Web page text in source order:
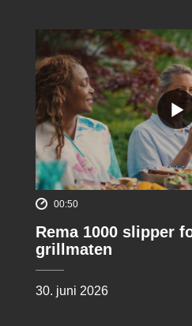
00:50
Rema 1000 slipper
grillmaten
30. juni 2026